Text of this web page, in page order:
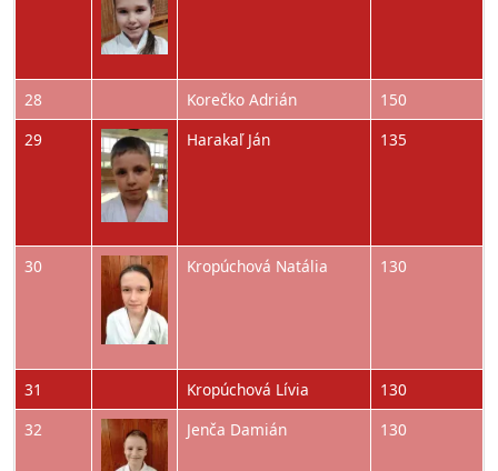
28 Korečko Adrián
150
29
Obrázok Harakaľ Ján 135
30 Obrázok Kropúchová Natália 130
31 Kropúchová Lívia
130
32
Obrázok Jenča Damián 130